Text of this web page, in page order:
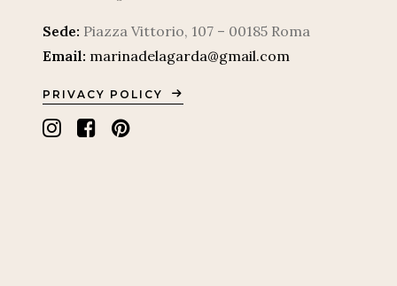
Sede: Piazza Vittorio, 107 – 00185 Roma
Email: marinadelagarda@gmail.com
PRIVACY POLICY